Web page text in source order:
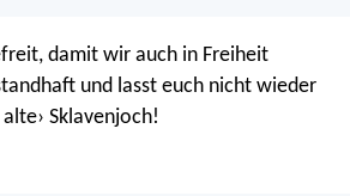
damit wir auch in Freiheit
und lasst euch nicht wieder
Sklavenjoch!